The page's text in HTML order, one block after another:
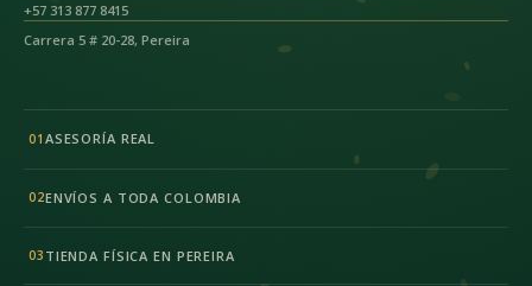
+57 313 877 8415
Carrera 5 # 20-28, Pereira
01 ASESORÍA REAL
02ENVÍOS A TODA COLOMBIA
03 TIENDA FÍSICA EN PEREIRA